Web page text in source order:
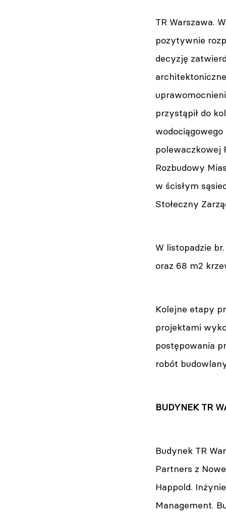
TR Warszawa.
pozytywnie
decyzję
przystąpił do
polewaczkowej
Rozbudowy
w ścisłym
Stołeczny
W listopadzie
oraz 68 m2
Kolejne etapy
projektami
postępowania
robót
BUDYNEK TR
Budynek TR
Partners z
Happold.
Management.